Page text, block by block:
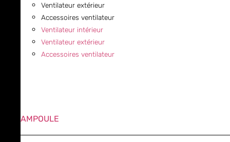
Ventilateur extérieur
Accessoires ventilateur
Ventilateur intérieur
Ventilateur extérieur
Accessoires ventilateur
AMPOULE